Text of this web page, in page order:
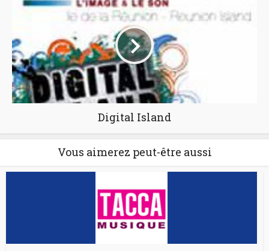
Digital Island
Vous aimerez peut-être aussi